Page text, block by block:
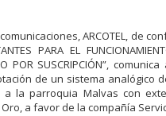
ARCOTEL, de
PARA EL
POR SUSCRIPCIÓN”,
de un sistema
a la parroquia Malvas con
a favor de la compañía